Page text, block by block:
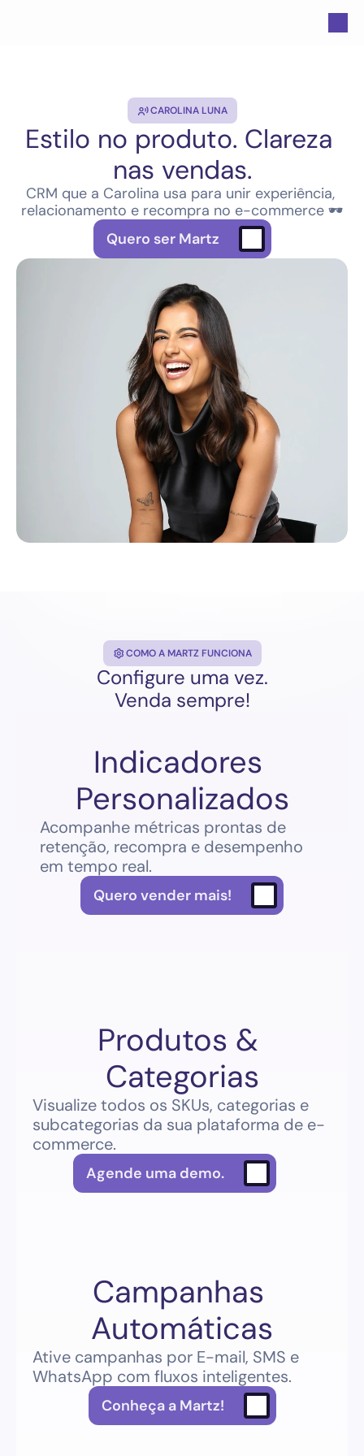
CAROLINA LUNA
Estilo no produto. Clareza
nas vendas.
CRM que a Carolina usa para unir experiência,
relacionamento e recompra no e-commerce 🕶️
Quero ser Martz
COMO A MARTZ FUNCIONA
Configure uma vez.
Venda sempre!
Indicadores
Personalizados
Acompanhe métricas prontas de
retenção, recompra e desempenho
em tempo real.
Quero vender mais!
Produtos &
Categorias
Visualize todos os SKUs, categorias e
subcategorias da sua plataforma de e-
commerce.
Agende uma demo.
Campanhas
Automáticas
Ative campanhas por E-mail, SMS e
WhatsApp com fluxos inteligentes.
Conheça a Martz!